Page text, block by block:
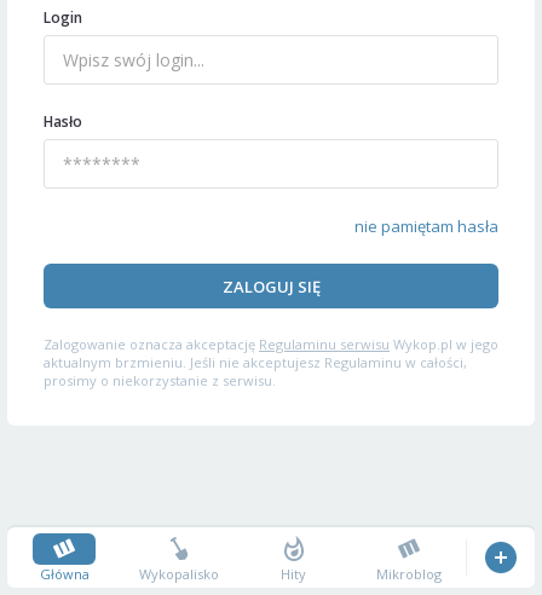
Login
Hasło
nie pamiętam hasła
ZALOGUJ SIĘ
Zalogowanie oznacza akceptację Regulaminu serwisu Wykop.pl w jego
aktualnym brzmieniu. Jeśli nie akceptujesz Regulaminu w całości,
prosimy o niekorzystanie z serwisu.
Główna Wykopalisko Hity Mikroblog